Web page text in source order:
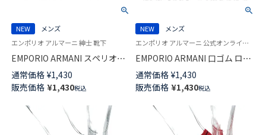
NEW
メンズ
エンポリオ アルマーニ 紳士 靴下
EMPORIO ARMANI スペリオー
ルピマ綿混 アルファベット ロ
ゴ スニーカー丈 カジュアル ソ
ックス メンズ 02322398
通常価格 ¥1,430
販売価格 ¥1,430税込
NEW
メンズ
エンポリオ アルマーニ 公式オンラインショップ 紳士 靴下
EMPORIO ARMANI 口ゴム ロゴ
ショート丈 カジュアル ソック
ス メンズ 02322397
通常価格 ¥1,430
販売価格 ¥1,430税込